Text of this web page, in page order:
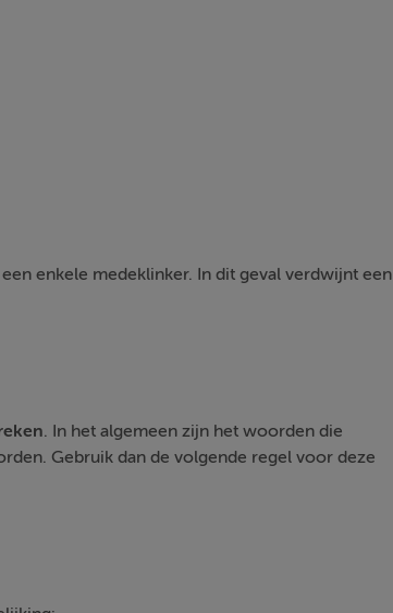
enkele medeklinker. In dit geval verdwijnt een
. In het algemeen zijn het woorden die
Gebruik dan de volgende regel voor deze